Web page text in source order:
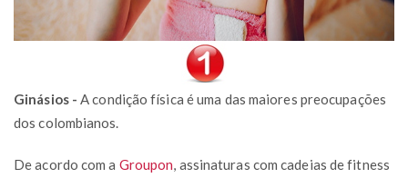
Ginásios - A condição física é uma das maiores preocupações
dos colombianos.
De acordo com a Groupon, assinaturas com cadeias de fitness